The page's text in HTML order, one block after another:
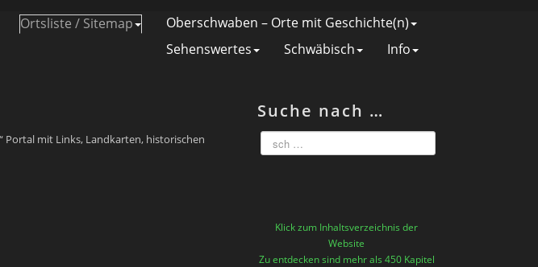
Ortsliste / Sitemap
Oberschwaben – Orte mit Geschichte(n)
Sehenswertes
Schwäbisch Info
Portal mit Links, Landkarten, historischen
Suche nach …
Klick zum Inhaltsverzeichnis der
Website
Zu entdecken sind mehr als 450 Kapitel